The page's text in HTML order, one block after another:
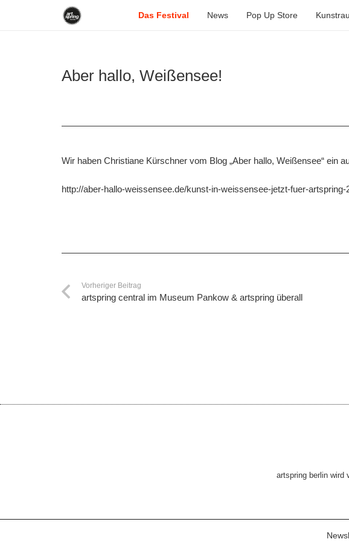
Das Festival News Pop Up Store
Aber hallo, Weißensee!
Wir haben Christiane Kürschner vom Blog „Aber hallo, Weißensee“ ein
http://aber-hallo-weissensee.de/kunst-in-weissensee-jetzt-fuer-artspring-
Vorheriger Beitrag
artspring central im Museum Pankow & artspring überall
artspring berlin wird